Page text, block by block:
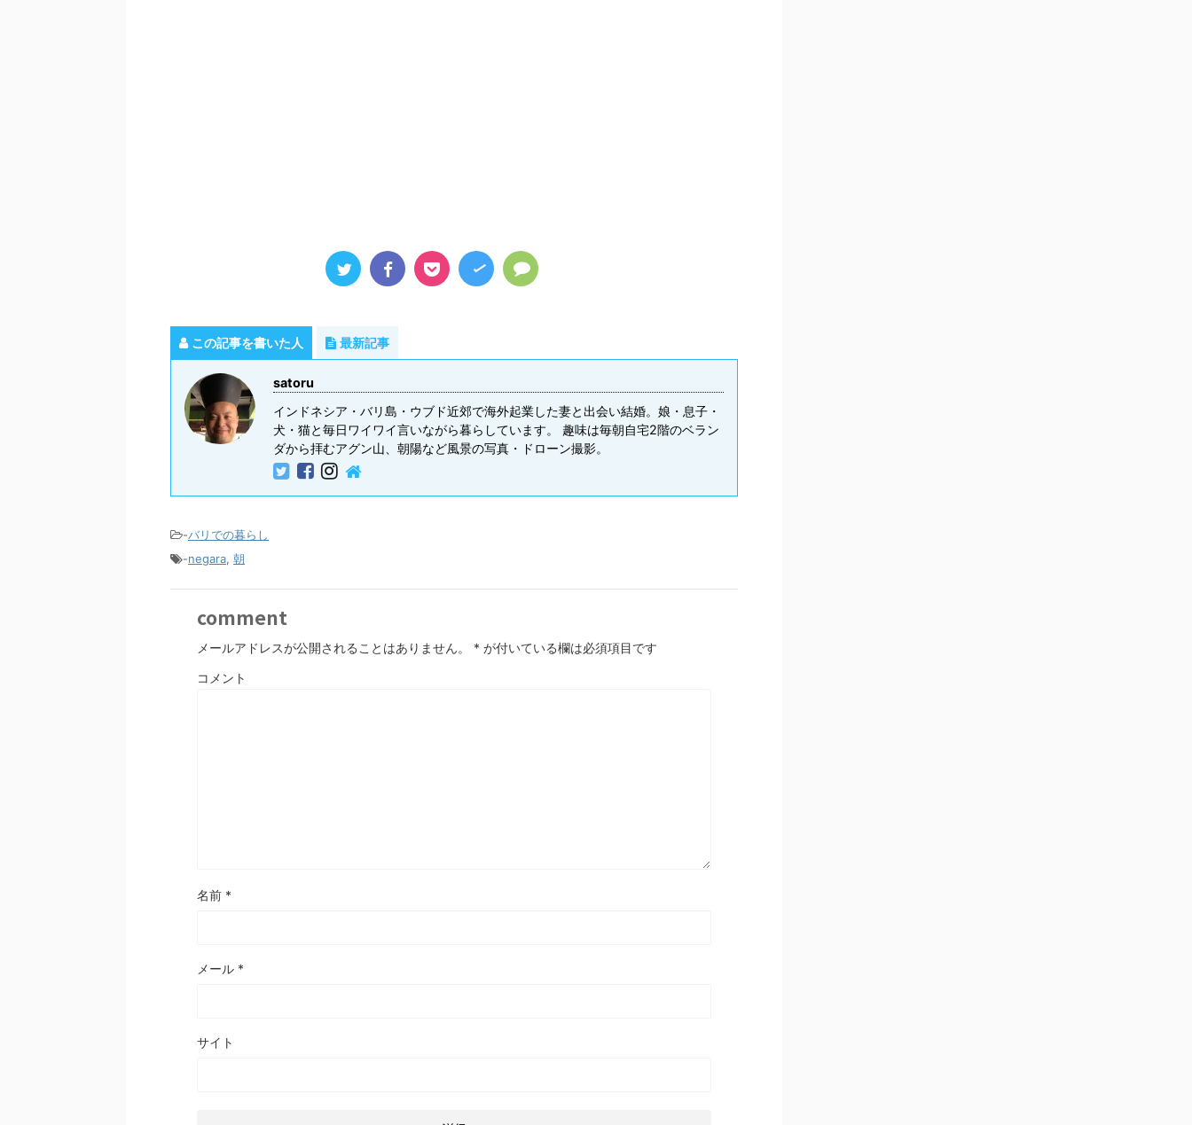
この記事を書いた人 最新記事
satoru
インドネシア・バリ島・ウブド近郊で海外起業した妻と出会い結婚。娘・息子・
犬・猫と毎日ワイワイ言いながら暮らしています。 趣味は毎朝自宅2階のベラン
ダから拝むアグン山、朝陽など風景の写真・ドローン撮影。
-バリでの暮らし
-negara, 朝
comment
メールアドレスが公開されることはありません。 * が付いている欄は必須項目です
コメント
名前 *
メール *
サイト